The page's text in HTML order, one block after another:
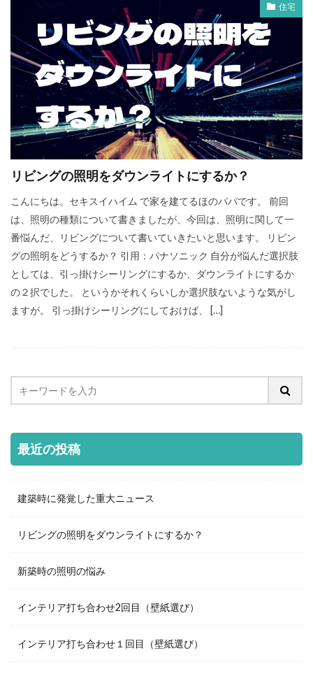
住宅
リビングの照明をダウンライトにするか？
こんにちは。セキスイハイム で家を建てるほのパパです。 前回
は、照明の種類について書きましたが、今回は、照明に関して一
番悩んだ、リビングについて書いていきたいと思います。 リビン
グの照明をどうするか？ 引用：パナソニック 自分が悩んだ選択肢
としては、引っ掛けシーリングにするか、ダウンライトにするか
の２択でした。 というかそれくらいしか選択肢ないような気がし
ますが。 引っ掛けシーリングにしておけば、 […]
最近の投稿
建築時に発覚した重大ニュース
リビングの照明をダウンライトにするか？
新築時の照明の悩み
インテリア打ち合わせ2回目（壁紙選び）
インテリア打ち合わせ１回目（壁紙選び）